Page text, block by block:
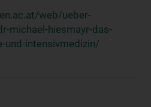
web/ueber-
michael-hiesmayr-das-
und-intensivmedizin/